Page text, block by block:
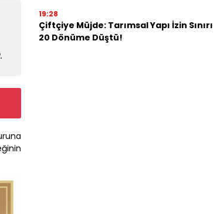
19:28
Çiftçiye Müjde: Tarımsal Yapı İzin Sınırı
20 Dönüme Düştü!